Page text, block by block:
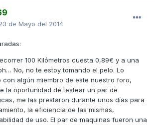
de Mayo del 2014
100 Kilómetros cuesta 0,89€ y a una
No, no te estoy tomando el pelo. Lo
algún miembro de este nuestro foro,
la oportunidad de testear un par de
me las prestaron durante unos días para
la eficiencia de las mismas,
de uso. El par de maquinas fueron una